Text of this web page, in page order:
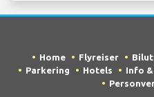
Home Flyreiser
Parkering
Hotels Info